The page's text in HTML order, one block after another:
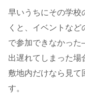
早いうちにその学校
くと、イベントな
で参加できなかった
出遅れてしまった場
敷地内だけなら見て
す。